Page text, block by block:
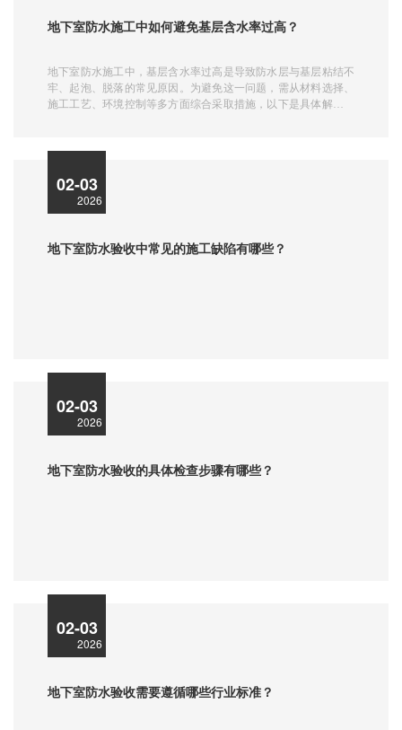
地下室防水施工中如何避免基层含水率过高？
地下室防水施工中，基层含水率过高是导致防水层与基层粘结不
牢、起泡、脱落的常见原因。为避免这一问题，需从材料选择、
施工工艺、环境控制等多方面综合采取措施，以下是具体解决方
02-03
2026
地下室防水验收中常见的施工缺陷有哪些？
02-03
2026
地下室防水验收的具体检查步骤有哪些？
02-03
2026
地下室防水验收需要遵循哪些行业标准？